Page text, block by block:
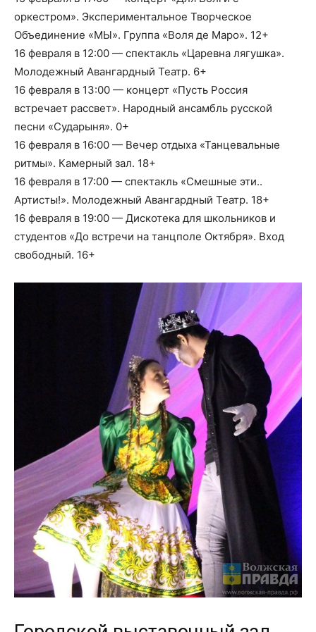
оркестром». Экспериментальное Творческое
Объединение «МЫ». Группа «Воля де Маро». 12+
16 февраля в 12:00 — спектакль «Царевна лягушка».
Молодежный Авангардный Театр. 6+
16 февраля в 13:00 — концерт «Пусть Россия
встречает рассвет». Народный ансамбль русской
песни «Сударыня». 0+
16 февраля в 16:00 — Вечер отдыха «Танцевальные
ритмы». Камерный зал. 18+
16 февраля в 17:00 — спектакль «Смешные эти..
Артисты!». Молодежный Авангардный Театр. 18+
16 февраля в 19:00 — Дискотека для школьников и
студентов «До встречи на танцполе Октября». Вход
свободный. 16+